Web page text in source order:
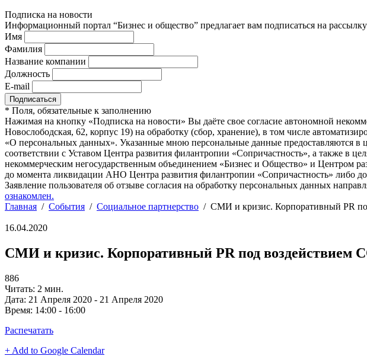
Подписка на новости
Информационный портал “Бизнес и общество” предлагает вам подписаться на
Имя
Фамилия
Название компании
Должность
E-mail
* Поля, обязательные к заполнению
Нажимая на кнопку «Подписка на новости» Вы даёте свое согласие автономной
Новослободская, 62, корпус 19) на обработку (сбор, хранение), в том числе
«О персональных данных». Указанные мною персональные данные предоставляются в
соответствии с Уставом Центра развития филантропии «Сопричастность», а также в
некоммерческим негосударственным объединением «Бизнес и Общество» и Центром
до момента ликвидации АНО Центра развития филантропии «Сопричастность» либо
Заявление пользователя об отзыве согласия на обработку персональных данных
ознакомлен.
Главная / События / Социальное партнерство / СМИ и кризис. Корпоративный PR
16.04.2020
СМИ и кризис. Корпоративный PR под воздействием
886
Читать: 2 мин.
Дата: 21 Апреля 2020 - 21 Апреля 2020
Время: 14:00 - 16:00
Распечатать
+ Add to Google Calendar